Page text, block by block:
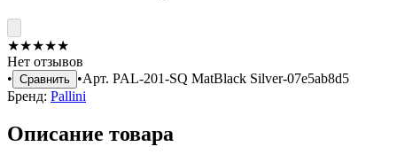
★★★★★
Нет отзывов
• Сравнить •Арт. PAL-201-SQ MatBlack Silver-07e5ab8d5
Бренд: Pallini
Описание товара